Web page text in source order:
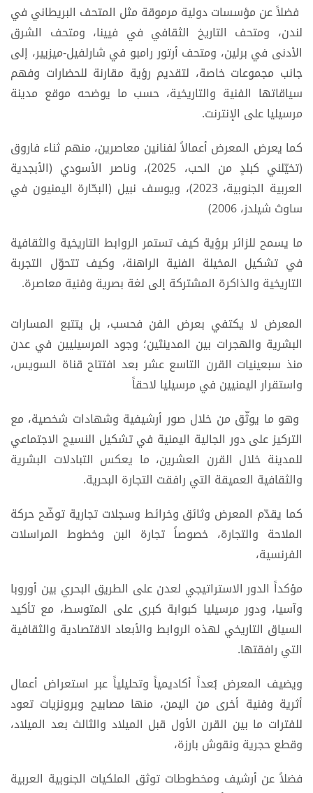
فضلاً عن مؤسسات دولية مرموقة مثل المتحف البريطاني في
لندن، ومتحف التاريخ الثقافي في فيينا، ومتحف الشرق
الأدنى في برلين، ومتحف أرتور رامبو في شارلفيل‑ميزيير، إلى
جانب مجموعات خاصة، لتقديم رؤية مقارنة للحضارات وفهم
سياقاتها الفنية والتاريخية، حسب ما يوضحه موقع مدينة
مرسيليا على الإنترنت.
كما يعرض المعرض أعمالاً لفنانين معاصرين، منهم ثناء فاروق
(تخيّلني كبلدٍ من الحب، 2025)، وناصر الأسودي (الأبجدية
العربية الجنوبية، 2023)، ويوسف نبيل (البحّارة اليمنيون في
ساوث شيلدز، 2006)
ما يسمح للزائر برؤية كيف تستمر الروابط التاريخية والثقافية
في تشكيل المخيلة الفنية الراهنة، وكيف تتحوّل التجربة
التاريخية والذاكرة المشتركة إلى لغة بصرية وفنية معاصرة.
المعرض لا يكتفي بعرض الفن فحسب، بل يتتبع المسارات
البشرية والهجرات بين المدينتَين؛ وجود المرسيليين في عدن
منذ سبعينيات القرن التاسع عشر بعد افتتاح قناة السويس،
واستقرار اليمنيين في مرسيليا لاحقاً
وهو ما يوثّق من خلال صور أرشيفية وشهادات شخصية، مع
التركيز على دور الجالية اليمنية في تشكيل النسيج الاجتماعي
للمدينة خلال القرن العشرين، ما يعكس التبادلات البشرية
والثقافية العميقة التي رافقت التجارة البحرية.
كما يقدّم المعرض وثائق وخرائط وسجلات تجارية توضّح حركة
الملاحة والتجارة، خصوصاً تجارة البن وخطوط المراسلات
الفرنسية،
مؤكداً الدور الاستراتيجي لعدن على الطريق البحري بين أوروبا
وآسيا، ودور مرسيليا كبوابة كبرى على المتوسط، مع تأكيد
السياق التاريخي لهذه الروابط والأبعاد الاقتصادية والثقافية
التي رافقتها.
ويضيف المعرض بُعداً أكاديمياً وتحليلياً عبر استعراض أعمال
أثرية وفنية أخرى من اليمن، منها مصابيح وبرونزيات تعود
للفترات ما بين القرن الأول قبل الميلاد والثالث بعد الميلاد،
وقطع حجرية ونقوش بارزة،
فضلاً عن أرشيف ومخطوطات توثق الملكيات الجنوبية العربية